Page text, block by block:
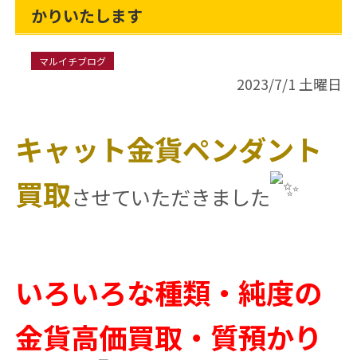
かりいたします
マルイチブログ
2023/7/1 土曜日
キャット金貨ペンダント
買取させていただきました
いろいろな種類・純度の
金貨高価買取・質預かり